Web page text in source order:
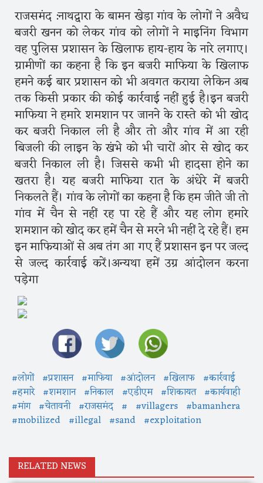
राजसमंद :नाथद्वारा के बामन खेड़ा गांव के लोगों ने अवैध
बजरी खनन को लेकर गांव को लोगों ने माइनिंग विभाग
वह पुलिस प्रशासन के खिलाफ हाय-हाय के नारे लगाए।
ग्रामीणों का कहना है कि इन बजरी माफिया के खिलाफ
हमने कई बार प्रशासन को भी अवगत कराया लेकिन अब
तक किसी प्रकार की कोई कार्रवाई नहीं हुई है।इन बजरी
माफिया ने हमारे शमशान पर जानने के रास्ते को भी खोद
कर बजरी निकाल ली है और तो और गांव में आ रही
बिजली की लाइन के खंभे को भी चारों ओर से खोद कर
बजरी निकाल ली है। जिससे कभी भी हादसा होने का
खतरा है। यह बजरी माफिया रात के अंधेरे में बजरी
निकलते हैं। गांव के लोगों का कहना है कि हम जीते जी तो
गांव में चैन से नहीं रह पा रहे हैं और यह लोग हमारे
शमशान को खोद कर हमें चैन से मरने भी नहीं दे रहे हैं। हम
इन माफियाओं से अब तंग आ गए हैं प्रशासन इन पर जल्द
से जल्द कार्रवाई करें।अन्यथा हमें उग्र आंदोलन करना
पड़ेगा
#लोगों #प्रशासन #माफिया #आंदोलन #खिलाफ #कार्रवाई
#हमारे #शमशान #निकाल #एडीएम #शिकायत #कार्यवाही
#मांग #चेतावनी #राजसमंद # #villagers #bamanhera
#mobilized #illegal #sand #exploitation
RELATED NEWS